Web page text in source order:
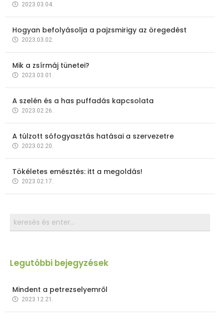
2023.03.04.
Hogyan befolyásolja a pajzsmirigy az öregedést
2023.03.02.
Mik a zsírmáj tünetei?
2023.03.01.
A szelén és a has puffadás kapcsolata
2023.02.26.
A túlzott sófogyasztás hatásai a szervezetre
2023.02.20.
Tökéletes emésztés: itt a megoldás!
2023.02.17.
Legutóbbi bejegyzések
Mindent a petrezselyemről
2023.12.21.